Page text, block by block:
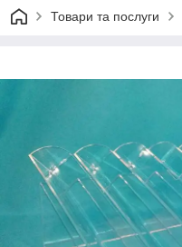
Товари та послуги